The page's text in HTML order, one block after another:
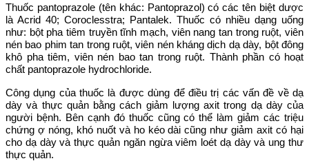
Thuốc pantoprazole (tên khác: Pantoprazol) có các tên biệt dược
là Acrid 40; Coroclesstra; Pantalek. Thuốc có nhiều dạng uống
như: bột pha tiêm truyền tĩnh mạch, viên nang tan trong ruột, viên
nén bao phim tan trong ruột, viên nén kháng dịch dạ dày, bột đông
khô pha tiêm, viên nén bao tan trong ruột. Thành phần có hoạt
chất pantoprazole hydrochloride.
Công dụng của thuốc là được dùng để điều trị các vấn đề về dạ
dày và thực quản bằng cách giảm lượng axit trong dạ dày của
người bệnh. Bên cạnh đó thuốc cũng có thể làm giảm các triệu
chứng ợ nóng, khó nuốt và ho kéo dài cũng như giảm axit có hại
cho dạ dày và thực quản ngăn ngừa viêm loét dạ dày và ung thư
thực quản.